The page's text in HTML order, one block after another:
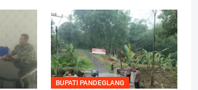
BUPATI PANDEGLANG